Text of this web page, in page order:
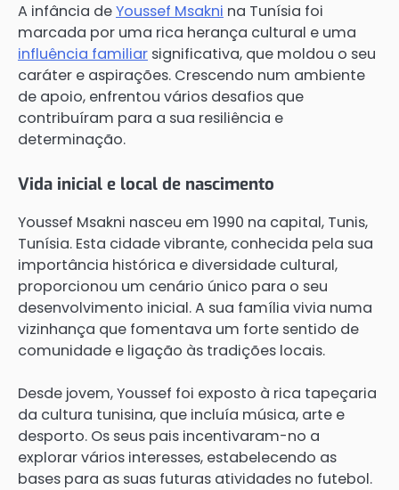
A infância deYoussef Msakni na Tunísia foi
marcada por uma rica herança cultural e uma
influência familiar significativa, que moldou o seu
caráter e aspirações. Crescendo num ambiente
de apoio, enfrentou vários desafios que
contribuíram para a sua resiliência e
determinação.
Vida inicial e local de nascimento
Youssef Msakni nasceu em 1990 na capital, Tunis,
Tunísia. Esta cidade vibrante, conhecida pela sua
importância histórica e diversidade cultural,
proporcionou um cenário único para o seu
desenvolvimento inicial. A sua família vivia numa
vizinhança que fomentava um forte sentido de
comunidade e ligação às tradições locais.
Desde jovem, Youssef foi exposto à rica tapeçaria
da cultura tunisina, que incluía música, arte e
desporto. Os seus pais incentivaram-no a
explorar vários interesses, estabelecendo as
bases para as suas futuras atividades no futebol.